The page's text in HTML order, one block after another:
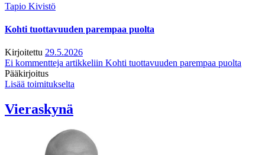
Tapio Kivistö
Kohti tuottavuuden parempaa puolta
Kirjoitettu 29.5.2026
Ei kommentteja artikkeliin Kohti tuottavuuden parempaa puolta
Pääkirjoitus
Lisää toimitukselta
Vieraskynä